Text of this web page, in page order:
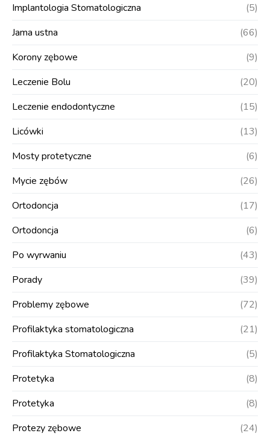
Implantologia Stomatologiczna
(5)
Jama ustna
(66)
Korony zębowe
(9)
Leczenie Bolu
(20)
Leczenie endodontyczne
(15)
Licówki
(13)
Mosty protetyczne
(6)
Mycie zębów
(26)
Ortodoncja
(17)
Ortodoncja
(6)
Po wyrwaniu
(43)
Porady
(39)
Problemy zębowe
(72)
Profilaktyka stomatologiczna
(21)
Profilaktyka Stomatologiczna
(5)
Protetyka
(8)
Protetyka
(8)
Protezy zębowe
(24)